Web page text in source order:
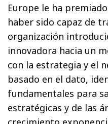
Europe le ha
haber sido capaz de
organización
innovadora hacia un
con la estrategia y el
basado en el dato,
fundamentales para
estratégicas y de las